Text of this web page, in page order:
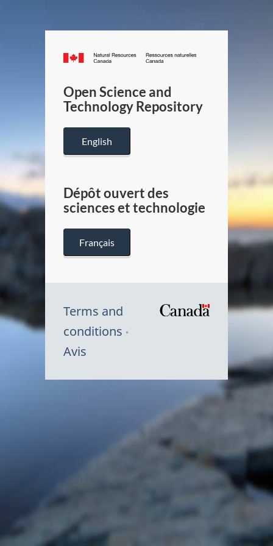
Canada.ca
/
Canada
Open Science and
Technology Repository
English
Dépôt ouvert des
sciences et technologie
Français
Terms and
conditions
Avis
du